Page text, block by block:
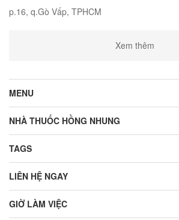
p.16, q.Gò Vấp, TPHCM
Xem thêm
MENU
NHÀ THUỐC HỒNG NHUNG
TAGS
LIÊN HỆ NGAY
GIỜ LÀM VIỆC